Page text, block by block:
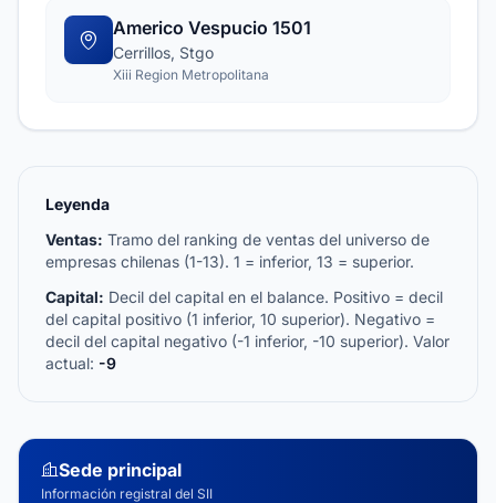
Americo Vespucio 1501
Cerrillos, Stgo
Xiii Region Metropolitana
Leyenda
Ventas: Tramo del ranking de ventas del universo de
empresas chilenas (1-13). 1 = inferior, 13 = superior.
Capital: Decil del capital en el balance. Positivo = decil
del capital positivo (1 inferior, 10 superior). Negativo =
decil del capital negativo (-1 inferior, -10 superior). Valor
actual: -9
Sede principal
Información registral del SII